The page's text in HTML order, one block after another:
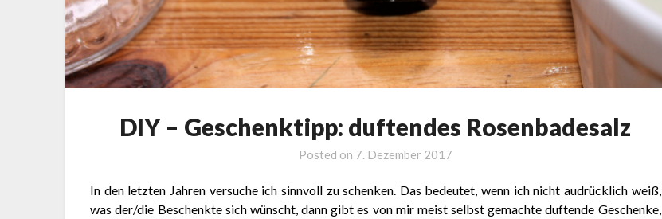
DIY – Geschenktipp: duftendes Rosenbadesalz
Posted on 7. Dezember 2017
In den letzten Jahren versuche ich sinnvoll zu schenken. Das bedeutet, wenn ich nicht audrücklich weiß,
was der/die Beschenkte sich wünscht, dann gibt es von mir meist selbst gemachte duftende Geschenke,